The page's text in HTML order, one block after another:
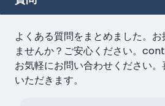
よくある質問をまとめました。
ませんか？ご安心ください。
お気軽にお問い合わせください
いただきます。